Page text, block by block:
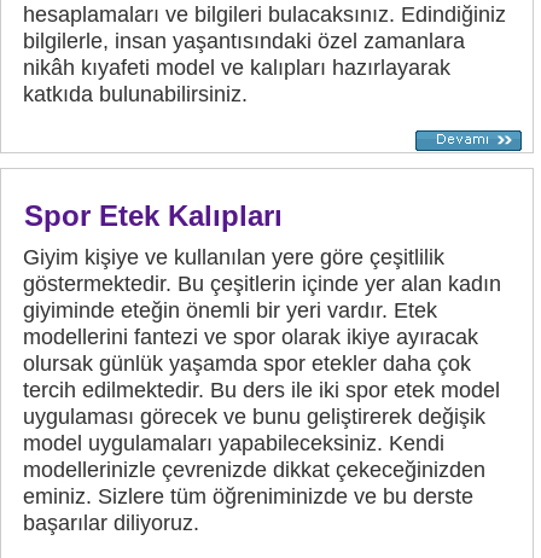
hesaplamaları ve bilgileri bulacaksınız. Edindiğiniz
bilgilerle, insan yaşantısındaki özel zamanlara
nikâh kıyafeti model ve kalıpları hazırlayarak
katkıda bulunabilirsiniz.
Spor Etek Kalıpları
Giyim kişiye ve kullanılan yere göre çeşitlilik
göstermektedir. Bu çeşitlerin içinde yer alan kadın
giyiminde eteğin önemli bir yeri vardır. Etek
modellerini fantezi ve spor olarak ikiye ayıracak
olursak günlük yaşamda spor etekler daha çok
tercih edilmektedir. Bu ders ile iki spor etek model
uygulaması görecek ve bunu geliştirerek değişik
model uygulamaları yapabileceksiniz. Kendi
modellerinizle çevrenizde dikkat çekeceğinizden
eminiz. Sizlere tüm öğreniminizde ve bu derste
başarılar diliyoruz.